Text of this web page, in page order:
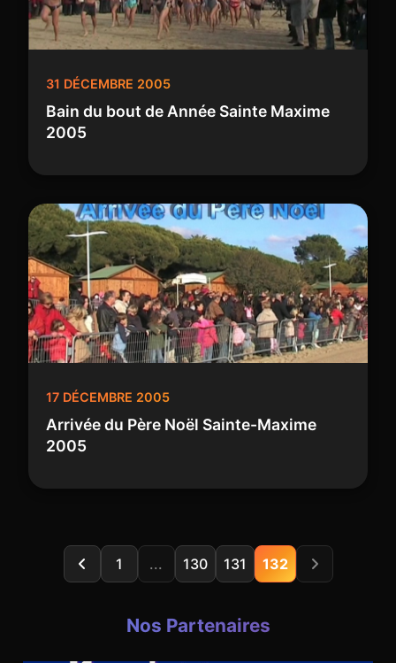
31 DÉCEMBRE 2005
Bain du bout de Année Sainte Maxime
2005
17 DÉCEMBRE 2005
Arrivée du Père Noël Sainte-Maxime
2005
1 ... 130 131 132
Nos Partenaires